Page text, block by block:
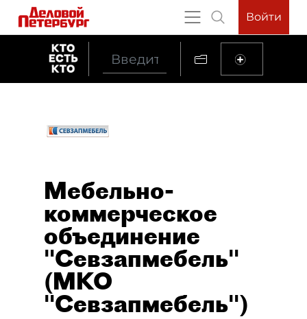
Войти
Мебельно-
коммерческое
объединение
"Севзапмебель"
(МКО
"Севзапмебель")